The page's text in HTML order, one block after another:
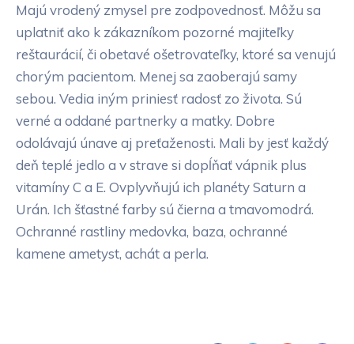
Majú vrodený zmysel pre zodpovednosť. Môžu sa
uplatniť ako k zákazníkom pozorné majiteľky
reštaurácií, či obetavé ošetrovateľky, ktoré sa venujú
chorým pacientom. Menej sa zaoberajú samy
sebou. Vedia iným priniesť radosť zo života. Sú
verné a oddané partnerky a matky. Dobre
odolávajú únave aj preťaženosti. Mali by jesť každý
deň teplé jedlo a v strave si dopĺňať vápnik plus
vitamíny C a E. Ovplyvňujú ich planéty Saturn a
Urán. Ich šťastné farby sú čierna a tmavomodrá.
Ochranné rastliny medovka, baza, ochranné
kamene ametyst, achát a perla.